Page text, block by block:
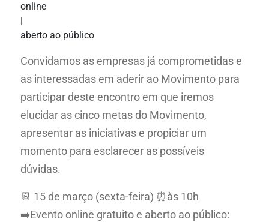
online
aberto ao público
Convidamos as empresas já comprometidas e
as interessadas em aderir ao Movimento para
participar deste encontro em que iremos
elucidar as cinco metas do Movimento,
apresentar as iniciativas e propiciar um
momento para esclarecer as possíveis
dúvidas.
📆 15 de março (sexta-feira) ⏰às 10h
➡️Evento online gratuito e aberto ao público: